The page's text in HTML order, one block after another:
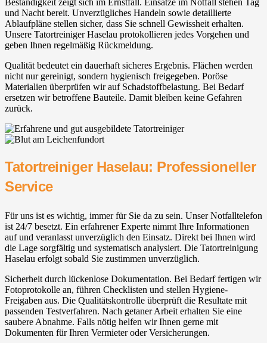
Beständigkeit zeigt sich im Ernstfall. Einsätze im Notfall stehen Tag
und Nacht bereit. Unverzügliches Handeln sowie detaillierte
Ablaufpläne stellen sicher, dass Sie schnell Gewissheit erhalten.
Unsere Tatortreiniger Haselau protokollieren jedes Vorgehen und
geben Ihnen regelmäßig Rückmeldung.
Qualität bedeutet ein dauerhaft sicheres Ergebnis. Flächen werden
nicht nur gereinigt, sondern hygienisch freigegeben. Poröse
Materialien überprüfen wir auf Schadstoffbelastung. Bei Bedarf
ersetzen wir betroffene Bauteile. Damit bleiben keine Gefahren
zurück.
Tatortreiniger Haselau: Professioneller
Service
Für uns ist es wichtig, immer für Sie da zu sein. Unser Notfalltelefon
ist 24/7 besetzt. Ein erfahrener Experte nimmt Ihre Informationen
auf und veranlasst unverzüglich den Einsatz. Direkt bei Ihnen wird
die Lage sorgfältig und systematisch analysiert. Die Tatortreinigung
Haselau erfolgt sobald Sie zustimmen unverzüglich.
Sicherheit durch lückenlose Dokumentation. Bei Bedarf fertigen wir
Fotoprotokolle an, führen Checklisten und stellen Hygiene-
Freigaben aus. Die Qualitätskontrolle überprüft die Resultate mit
passenden Testverfahren. Nach getaner Arbeit erhalten Sie eine
saubere Abnahme. Falls nötig helfen wir Ihnen gerne mit
Dokumenten für Ihren Vermieter oder Versicherungen.